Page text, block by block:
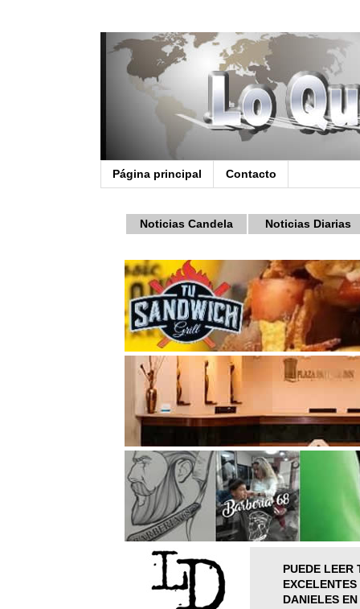
Página principal Contacto
Noticias Candela Noticias Diarias
PUEDE LEER
DANIELES